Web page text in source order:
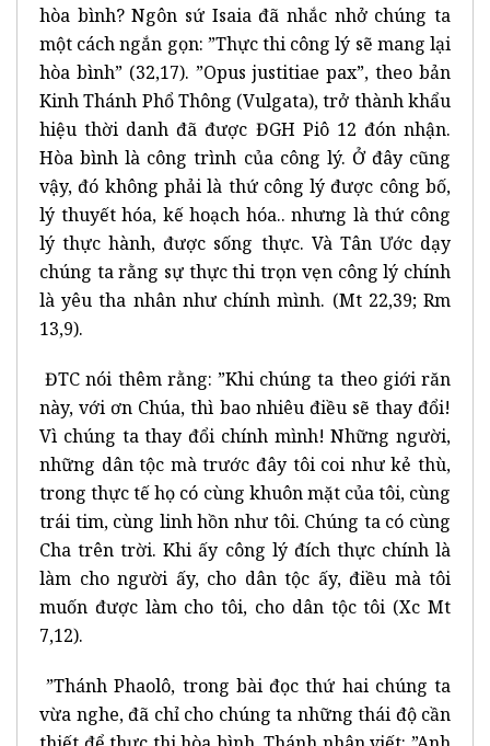
hòa bình? Ngôn sứ Isaia đã nhắc nhở chúng ta
một cách ngắn gọn: ”Thực thi công lý sẽ mang lại
hòa bình” (32,17). ”Opus justitiae pax”, theo bản
Kinh Thánh Phổ Thông (Vulgata), trở thành khẩu
hiệu thời danh đã được ĐGH Piô 12 đón nhận.
Hòa bình là công trình của công lý. Ở đây cũng
vậy, đó không phải là thứ công lý được công bố,
lý thuyết hóa, kế hoạch hóa.. nhưng là thứ công
lý thực hành, được sống thực. Và Tân Ước dạy
chúng ta rằng sự thực thi trọn vẹn công lý chính
là yêu tha nhân như chính mình. (Mt 22,39; Rm
13,9).
ĐTC nói thêm rằng: ”Khi chúng ta theo giới răn
này, với ơn Chúa, thì bao nhiêu điều sẽ thay đổi!
Vì chúng ta thay đổi chính mình! Những người,
những dân tộc mà trước đây tôi coi như kẻ thù,
trong thực tế họ có cùng khuôn mặt của tôi, cùng
trái tim, cùng linh hồn như tôi. Chúng ta có cùng
Cha trên trời. Khi ấy công lý đích thực chính là
làm cho người ấy, cho dân tộc ấy, điều mà tôi
muốn được làm cho tôi, cho dân tộc tôi (Xc Mt
7,12).
”Thánh Phaolô, trong bài đọc thứ hai chúng ta
vừa nghe, đã chỉ cho chúng ta những thái độ cần